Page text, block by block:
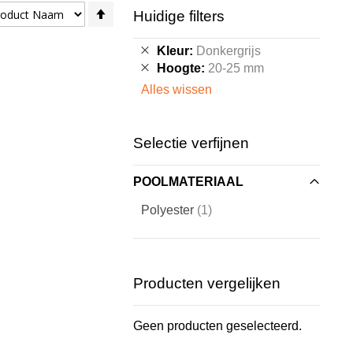
Huidige filters
Kleur Donkergrijs
Verwijder
dit
artikel
Hoogte 20-25 mm
Verwijder
dit
Alles wissen
Selectie verfijnen
POOLMATERIAAL
Polyester 1artikel
Producten vergelijken
Geen producten geselecteerd.